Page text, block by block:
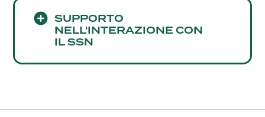
SUPPORTO
NELL'INTERAZIONE CON
IL SSN